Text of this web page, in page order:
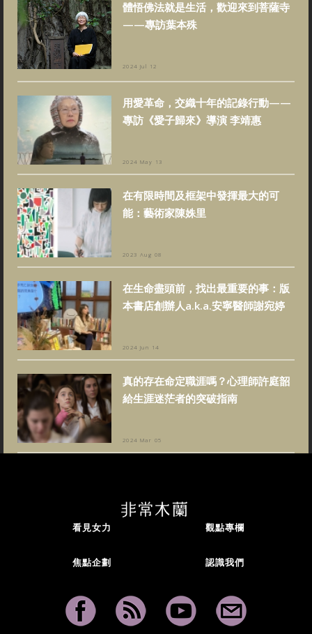
體悟佛法就是生活，歡迎來到菩薩寺
——專訪葉本殊
2024 Jul 12
用愛革命，交織十年的記錄行動——
專訪《愛子歸來》導演 李靖惠
2024 May 13
在有限時間及框架中發揮最大的可
能：藝術家陳姝里
2023 Aug 08
在生命盡頭前，找出最重要的事：版
本書店創辦人a.k.a.安寧醫師謝宛婷
2024 Jun 14
真的存在命定職涯嗎？心理師許庭韶
給生涯迷茫者的突破指南
2024 Mar 05
看見女力 觀點專欄
焦點企劃 認識我們